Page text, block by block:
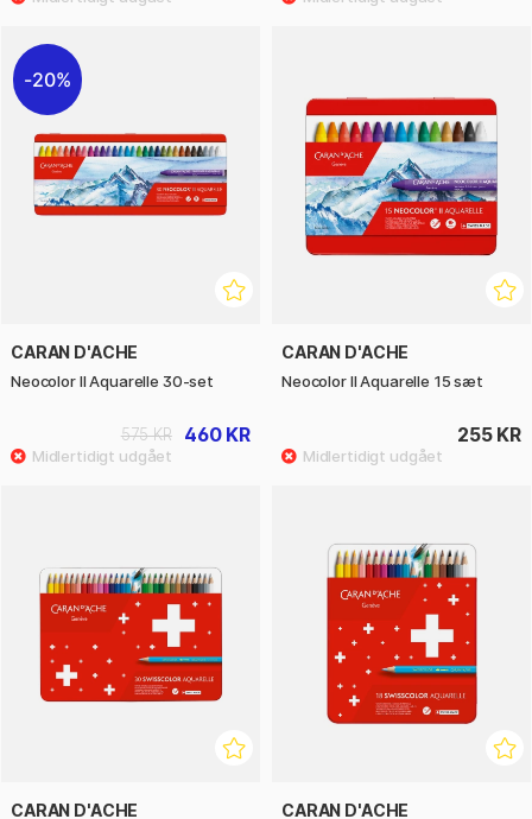
20%
CARAN D'ACHE
Neocolor II Aquarelle 30-set
460 KR
575 KR
CARAN D'ACHE
Neocolor II Aquarelle 15 sæt
255 KR
CARAN D'ACHE CARAN D'ACHE